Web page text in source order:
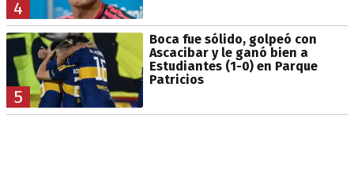
4
5
Boca fue sólido, golpeó con
Ascacibar y le ganó bien a
Estudiantes (1-0) en Parque
Patricios